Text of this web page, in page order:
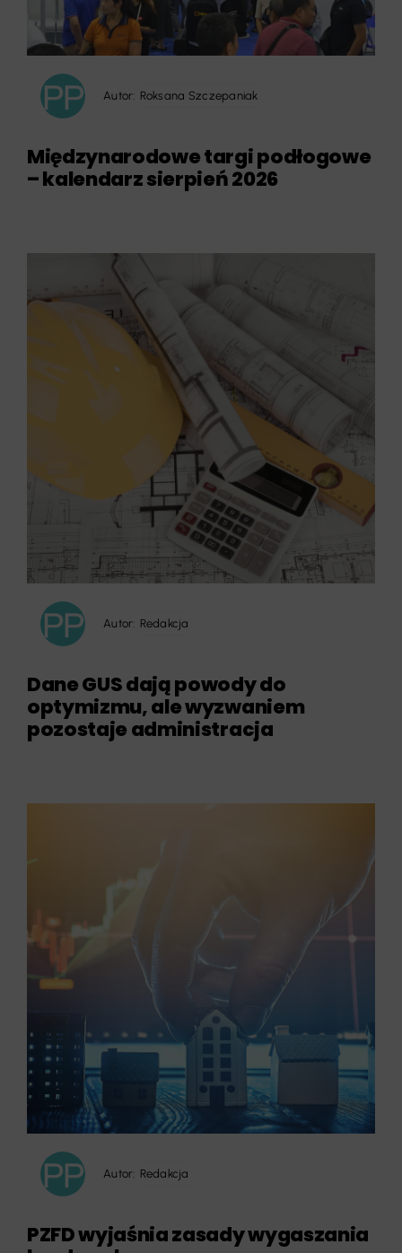
Autor: Roksana Szczepaniak
Międzynarodowe targi podłogowe
– kalendarz sierpień 2026
Autor: Redakcja
Dane GUS dają powody do
optymizmu, ale wyzwaniem
pozostaje administracja
Autor: Redakcja
PZFD wyjaśnia zasady wygaszania